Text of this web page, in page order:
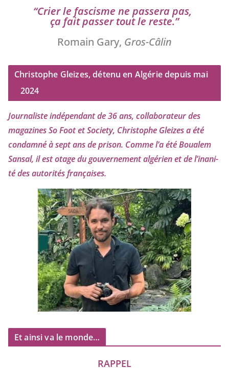
“Crier le fas­cisme ne pas­se­ra pas,
ça fait pas­ser tout le reste.”
Romain Gary, Gros-Câlin
Christophe Gleizes, détenu en Algérie depuis mai
2024
Journaliste indé­pen­dant de36ans, col­la­bo­ra­teur des
maga­zines So Foot et Society, Christophe Gleizesa été
condam­né à sept ans de pri­son. Comme l’a été Boualem
Sansal, il est otage du gou­ver­ne­ment algé­rien et de l’i­na­ni­
té des auto­ri­tés françaises.
Et ainsi va le monde…
RAPPEL